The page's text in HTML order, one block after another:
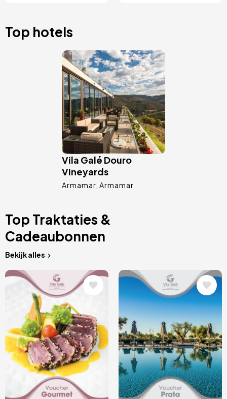
Top hotels
Afbeelding
Vila Galé Douro
Vineyards
Armamar Armamar
Top Traktaties &
Cadeaubonnen
Bekijk alles
Afbeelding Afbeelding